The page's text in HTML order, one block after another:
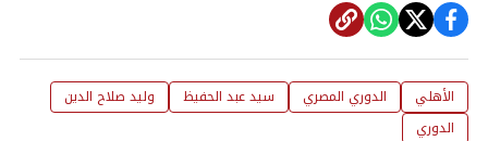
الأهلي الدوري المصري سيد عبد الحفيظ
وليد صلاح الدين
الدوري